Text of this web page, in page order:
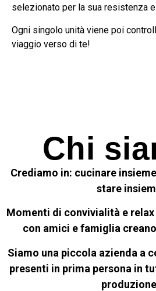
selezionato per la sua resistenza
Ogni singolo unità viene poi
viaggio verso di te!
Chi
Crediamo in: cucinare
stare
Momenti di convivialità e
con amici e famiglia
Siamo una piccola azienda a
presenti in prima persona in